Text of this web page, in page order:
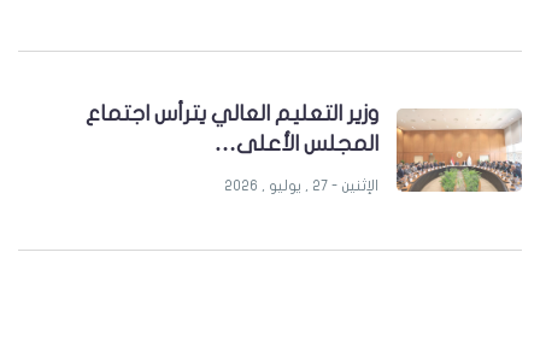
وزير التعليم العالي يترأس اجتماع
المجلس الأعلى…
الإثنين - 27 , يوليو , 2026